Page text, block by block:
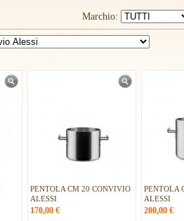
Marchio:
PENTOLA CM 20 CONVIVIO
ALESSI
170,00 €
PENTOLA
ALESSI
200,00 €